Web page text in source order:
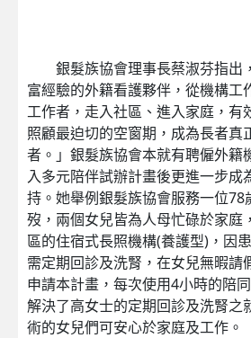
銀髮族協會理事長蔡淑芬指出
富經驗的外籍看護夥伴，從機構工
工作者，走入社區、進入家庭，有
照顧最迫切的空窗期，成為長者真
者。」銀髮族協會本就有聘僱外籍
入多元陪伴試辦計畫後更進一步成
持。她舉例銀髮族協會服務一位78
歿，兩個女兒皆為人母忙碌於家庭
區的住宿式長照機構(養護型)，因
需定期回診及洗腎，在女兒無暇請
申請本計畫，每次使用4小時的陪
解決了高女士的定期回診及洗腎之
術的女兒們可安心於家庭及工作。